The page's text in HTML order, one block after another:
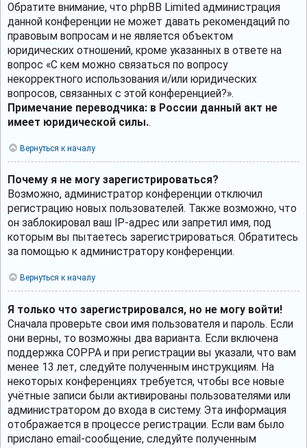
Обратите внимание, что phpBB Limited администрация
данной конференции не может давать рекомендаций по
правовым вопросам и не является объектом
юридических отношений, кроме указанных в ответе на
вопрос «С кем можно связаться по вопросу
некорректного использования и/или юридических
вопросов, связанных с этой конференцией?».
Примечание переводчика: в России данный акт не
имеет юридической силы..
Вернуться к началу
Почему я не могу зарегистрироваться?
Возможно, администратор конференции отключил
регистрацию новых пользователей. Также возможно, что
он заблокировал ваш IP-адрес или запретил имя, под
которым вы пытаетесь зарегистрироваться. Обратитесь
за помощью к администратору конференции.
Вернуться к началу
Я только что зарегистрировался, но не могу войти!
Сначала проверьте свои имя пользователя и пароль. Если
они верны, то возможны два варианта. Если включена
поддержка COPPA и при регистрации вы указали, что вам
менее 13 лет, следуйте полученным инструкциям. На
некоторых конференциях требуется, чтобы все новые
учётные записи были активированы пользователями или
администратором до входа в систему. Эта информация
отображается в процессе регистрации. Если вам было
прислано email-сообщение, следуйте полученным